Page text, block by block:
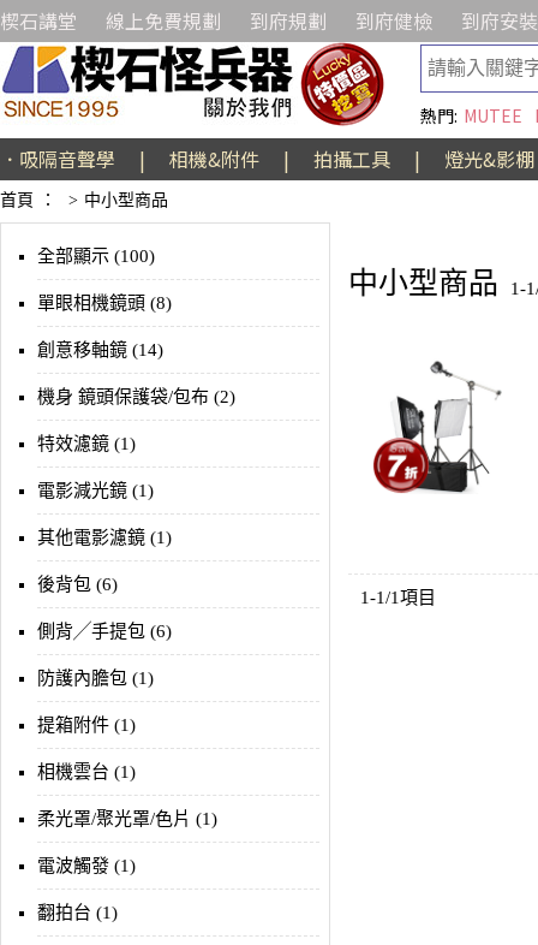
楔石講堂 線上免費規劃 到府規劃 到府健檢 到府安裝
熱門: MUTEE
．吸隔音聲學 | 相機&附件 | 拍攝工具 | 燈光&影棚
首頁 ： > 中小型商品
全部顯示 (100)
單眼相機鏡頭 (8)
創意移軸鏡 (14)
機身 鏡頭保護袋/包布 (2)
特效濾鏡 (1)
電影減光鏡 (1)
其他電影濾鏡 (1)
後背包 (6)
側背╱手提包 (6)
防護內膽包 (1)
提箱附件 (1)
相機雲台 (1)
柔光罩/聚光罩/色片 (1)
電波觸發 (1)
翻拍台 (1)
中小型商品 1-
1-1/1項目